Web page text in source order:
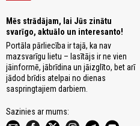
Mēs strādājam, lai Jūs zinātu
svarīgo, aktuālo un interesanto!
Portāla pārliecība ir tajā, ka nav
mazsvarīgu lietu – lasītājs ir ne vien
jāinformē, jābrīdina un jāizglīto, bet arī
jādod brīdis atelpai no dienas
saspringtajiem darbiem.
Sazinies ar mums: